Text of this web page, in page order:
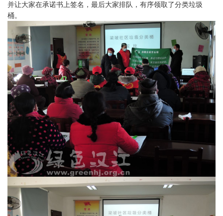
并让大家在承诺书上签名，最后大家排队，有序领取了分类垃圾
桶。